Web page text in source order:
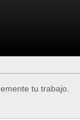
tu trabajo.